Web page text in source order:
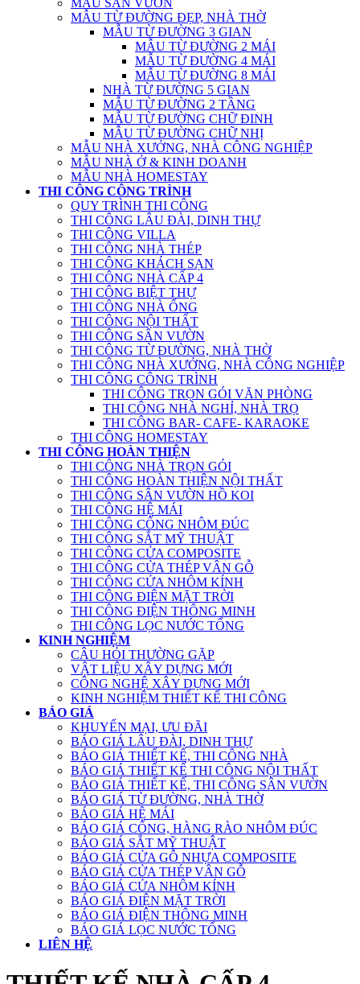
MẪU SÂN VƯỜN
MẪU TỪ ĐƯỜNG ĐẸP, NHÀ THỜ
MẪU TỪ ĐƯỜNG 3 GIAN
MẪU TỪ ĐƯỜNG 2 MÁI
MẪU TỪ ĐƯỜNG 4 MÁI
MẪU TỪ ĐƯỜNG 8 MÁI
NHÀ TỪ ĐƯỜNG 5 GIAN
MẪU TỪ ĐƯỜNG 2 TẦNG
MẪU TỪ ĐƯỜNG CHỮ ĐINH
MẪU TỪ ĐƯỜNG CHỮ NHỊ
MẪU NHÀ XƯỞNG, NHÀ CÔNG NGHIỆP
MẪU NHÀ Ở & KINH DOANH
MẪU NHÀ HOMESTAY
THI CÔNG CÔNG TRÌNH
QUY TRÌNH THI CÔNG
THI CÔNG LÂU ĐÀI, DINH THỰ
THI CÔNG VILLA
THI CÔNG NHÀ THÉP
THI CÔNG KHÁCH SẠN
THI CÔNG NHÀ CẤP 4
THI CÔNG BIỆT THỰ
THI CÔNG NHÀ ỐNG
THI CÔNG NỘI THẤT
THI CÔNG SÂN VƯỜN
THI CÔNG TỪ ĐƯỜNG, NHÀ THỜ
THI CÔNG NHÀ XƯỞNG, NHÀ CÔNG NGHIỆP
THI CÔNG CÔNG TRÌNH
THI CÔNG TRỌN GÓI VĂN PHÒNG
THI CÔNG NHÀ NGHỈ, NHÀ TRỌ
THI CÔNG BAR- CAFE- KARAOKE
THI CÔNG HOMESTAY
THI CÔNG HOÀN THIỆN
THI CÔNG NHÀ TRỌN GÓI
THI CÔNG HOÀN THIỆN NỘI THẤT
THI CÔNG SÂN VƯỜN HỒ KOI
THI CÔNG HỆ MÁI
THI CÔNG CỔNG NHÔM ĐÚC
THI CÔNG SẮT MỸ THUẬT
THI CÔNG CỬA COMPOSITE
THI CÔNG CỬA THÉP VÂN GỖ
THI CÔNG CỬA NHÔM KÍNH
THI CÔNG ĐIỆN MẶT TRỜI
THI CÔNG ĐIỆN THÔNG MINH
THI CÔNG LỌC NƯỚC TỔNG
KINH NGHIỆM
CÂU HỎI THƯỜNG GẶP
VẬT LIỆU XÂY DỰNG MỚI
CÔNG NGHỆ XÂY DỰNG MỚI
KINH NGHIỆM THIẾT KẾ THI CÔNG
BÁO GIÁ
KHUYẾN MẠI, ƯU ĐÃI
BÁO GIÁ LÂU ĐÀI, DINH THỰ
BÁO GIÁ THIẾT KẾ, THI CÔNG NHÀ
BÁO GIÁ THIẾT KẾ THI CÔNG NỘI THẤT
BÁO GIÁ THIẾT KẾ, THI CÔNG SÂN VƯỜN
BÁO GIÁ TỪ ĐƯỜNG, NHÀ THỜ
BÁO GIÁ HỆ MÁI
BÁO GIÁ CỔNG, HÀNG RÀO NHÔM ĐÚC
BÁO GIÁ SẮT MỸ THUẬT
BÁO GIÁ CỬA GỖ NHỰA COMPOSITE
BÁO GIÁ CỬA THÉP VÂN GỖ
BÁO GIÁ CỬA NHÔM KÍNH
BÁO GIÁ ĐIỆN MẶT TRỜI
BÁO GIÁ ĐIỆN THÔNG MINH
BÁO GIÁ LỌC NƯỚC TỔNG
LIÊN HỆ